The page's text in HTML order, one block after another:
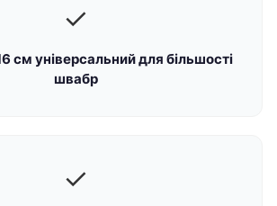
✓
см універсальний для більшості
швабр
✓